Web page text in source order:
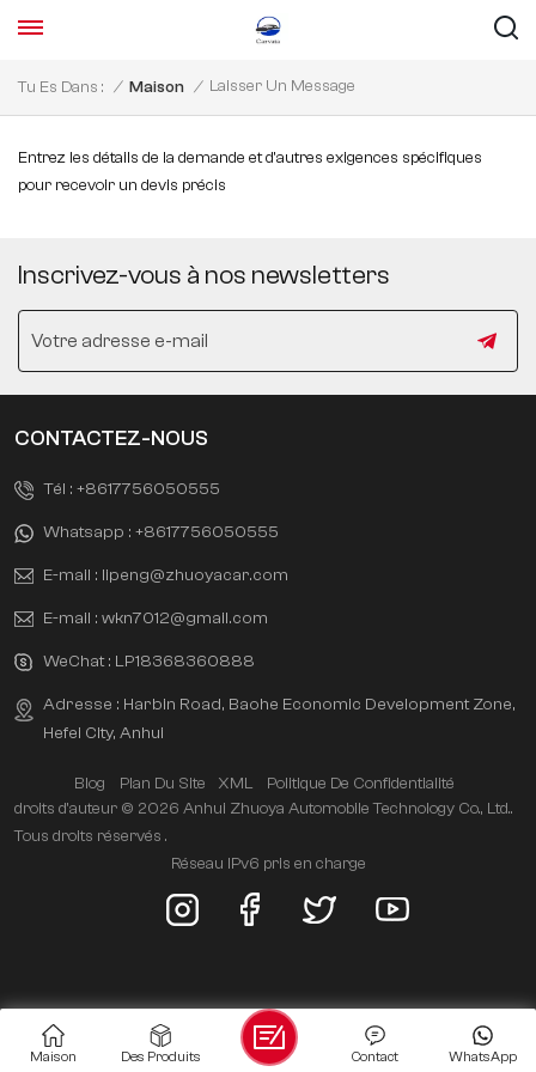
Tu Es Dans : / Maison / Laisser Un Message
Entrez les détails de la demande et d'autres exigences spécifiques
pour recevoir un devis précis
Inscrivez-vous à nos newsletters
CONTACTEZ-NOUS
Tél : +8617756050555
Whatsapp : +8617756050555
E-mail : lipeng@zhuoyacar.com
E-mail : wkn7012@gmail.com
WeChat : LP18368360888
Adresse : Harbin Road, Baohe Economic Development Zone,
Hefei City, Anhui
Blog Plan Du Site XML
Politique De Confidentialité
droits d'auteur © 2026 Anhui Zhuoya Automobile Technology Co., Ltd..
Tous droits réservés .
Réseau IPv6 pris en charge
Maison Des Produits WhatsApp
Contact